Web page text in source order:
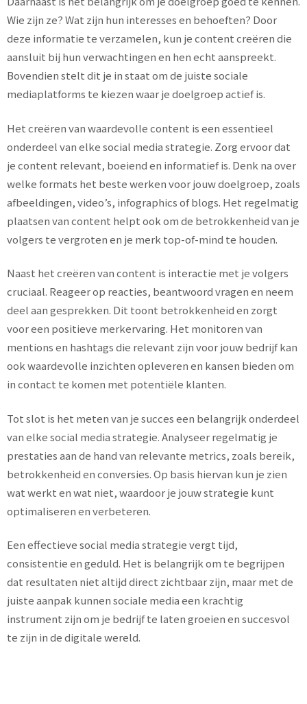
Wie zijn ze? Wat zijn hun interesses en behoeften? Door
deze informatie te verzamelen, kun je content creëren die
aansluit bij hun verwachtingen en hen echt aanspreekt.
Bovendien stelt dit je in staat om de juiste sociale
mediaplatforms te kiezen waar je doelgroep actief is.
Het creëren van waardevolle content is een essentieel
onderdeel van elke social media strategie. Zorg ervoor dat
je content relevant, boeiend en informatief is. Denk na over
welke formats het beste werken voor jouw doelgroep, zoals
afbeeldingen, video’s, infographics of blogs. Het regelmatig
plaatsen van content helpt ook om de betrokkenheid van je
volgers te vergroten en je merk top-of-mind te houden.
Naast het creëren van content is interactie met je volgers
cruciaal. Reageer op reacties, beantwoord vragen en neem
deel aan gesprekken. Dit toont betrokkenheid en zorgt
voor een positieve merkervaring. Het monitoren van
mentions en hashtags die relevant zijn voor jouw bedrijf kan
ook waardevolle inzichten opleveren en kansen bieden om
in contact te komen met potentiële klanten.
Tot slot is het meten van je succes een belangrijk onderdeel
van elke social media strategie. Analyseer regelmatig je
prestaties aan de hand van relevante metrics, zoals bereik,
betrokkenheid en conversies. Op basis hiervan kun je zien
wat werkt en wat niet, waardoor je jouw strategie kunt
optimaliseren en verbeteren.
Een effectieve social media strategie vergt tijd,
consistentie en geduld. Het is belangrijk om te begrijpen
dat resultaten niet altijd direct zichtbaar zijn, maar met de
juiste aanpak kunnen sociale media een krachtig
instrument zijn om je bedrijf te laten groeien en succesvol
te zijn in de digitale wereld.